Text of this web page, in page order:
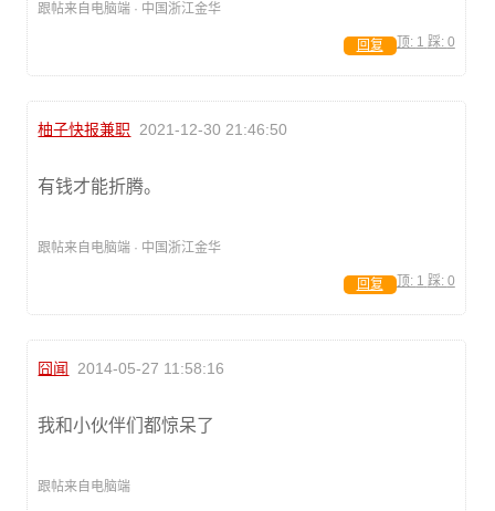
跟帖来自电脑端 · 中国浙江金华
顶: 1 踩: 0
回复
柚子快报兼职 2021-12-30 21:46:50
有钱才能折腾。
跟帖来自电脑端 · 中国浙江金华
顶: 1 踩: 0
回复
囧闻 2014-05-27 11:58:16
我和小伙伴们都惊呆了
跟帖来自电脑端